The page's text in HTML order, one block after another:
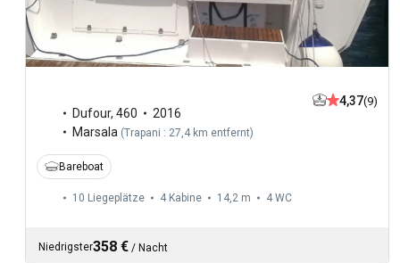
Dufour, 460
2016
Marsala (Trapani : 27,4 km entfernt)
4,37(9)
Bareboat
10 Liegeplätze 4 Kabine 14,2 m 4 WC
Niedrigster358 € / Nacht